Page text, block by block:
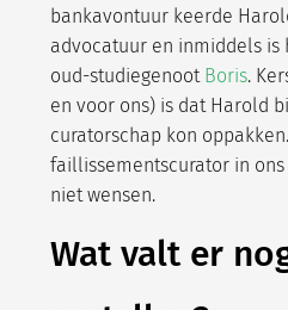
bankavontuur keerde
advocatuur en inmiddels is
oud-studiegenoot Boris.
en voor ons) is dat Harold
curatorschap kon
faillissementscurator in
niet wensen.
Wat valt er